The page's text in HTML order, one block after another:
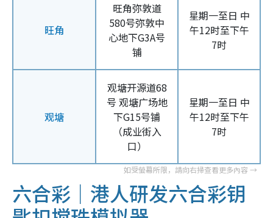
旺角
旺角弥敦道
580号弥敦中
心地下G3A号
铺
星期一至日 中
午12时至下午
7时
观塘
观塘开源道68
号 观塘广场地
下G15号铺
（成业街入
口）
星期一至日 中
午12时至下午
7时
六合彩｜港人研发六合彩钥